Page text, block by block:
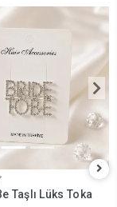
Taşlı Lüks Toka